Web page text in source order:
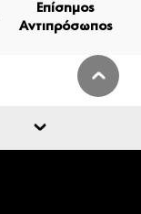
Επίσημος
Αντιπρόσωπος